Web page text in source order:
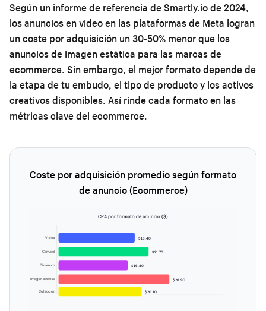
Según un informe de referencia de Smartly.io de 2024,
los anuncios en video en las plataformas de Meta logran
un coste por adquisición un 30-50% menor que los
anuncios de imagen estática para las marcas de
ecommerce. Sin embargo, el mejor formato depende de
la etapa de tu embudo, el tipo de producto y los activos
creativos disponibles. Así rinde cada formato en las
métricas clave del ecommerce.
Coste por adquisición promedio según formato
de anuncio (Ecommerce)
CPA por formato de anuncio ($)
Video $18.40
Carrusel $21.70
Dinámico $16.80
Imagen estática $26.90
Colección $20.10